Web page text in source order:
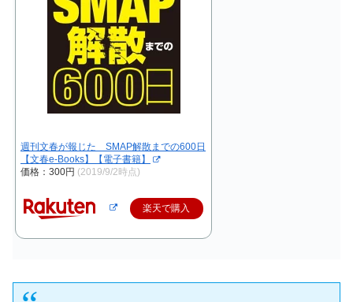
週刊文春が報じた SMAP解散までの600日
【文春e-Books】【電子書籍】
価格：300円 (2019/9/2時点)
楽天で購入